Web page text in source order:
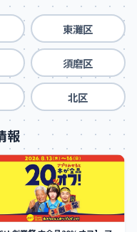
東灘区
須磨区
北区
報